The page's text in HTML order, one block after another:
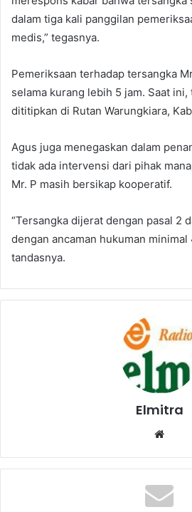
dalam tiga kali panggilan
medis,” tegasnya.
Pemeriksaan terhadap tersangka
selama kurang lebih 5 jam. Saat
dititipkan di Rutan Warungkiara,
Agus juga menegaskan dalam
tidak ada intervensi dari pihak
Mr. P masih bersikap kooperatif.
“Tersangka dijerat dengan pasal 2
dengan ancaman hukuman minimal
tandasnya.
Elmitra